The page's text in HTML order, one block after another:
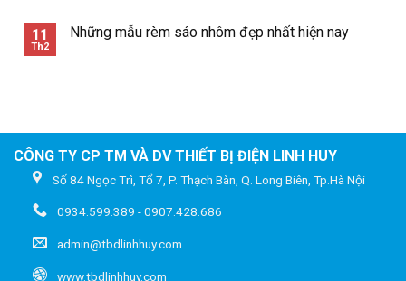
11
Th2
Những mẫu rèm sáo nhôm đẹp nhất hiện nay
CÔNG TY CP TM VÀ DV THIẾT BỊ ĐIỆN LINH HUY
Số 84 Ngọc Trì, Tổ 7, P. Thạch Bàn, Q. Long Biên, Tp.Hà Nội
0934.599.389 - 0907.428.686
admin@tbdlinhhuy.com
www.tbdlinhhuy.com